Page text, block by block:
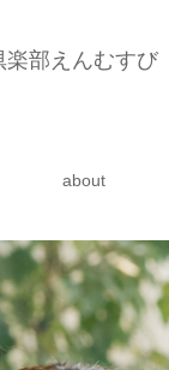
部えんむすび
about